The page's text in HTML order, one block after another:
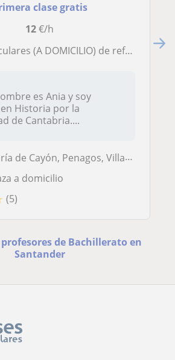
clase gratis
12€/h
(A DOMICILIO) de refuerzo
es Ania y soy
Historia por la
de Cantabria....
Penagos, Villaescusa (Cantabria), Santander, El ...
a domicilio
(5)
de Bachillerato en
Santander